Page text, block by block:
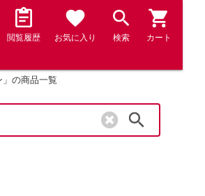
閲覧履歴 お気に入り 検索 カート
」の商品一覧